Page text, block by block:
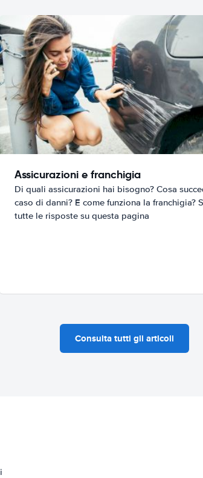
Assicurazioni e franchigia
Di quali assicurazioni hai bisogno? Cosa
caso di danni? E come funziona la franchigia?
tutte le risposte su questa pagina
Consulta tutti gli articoli